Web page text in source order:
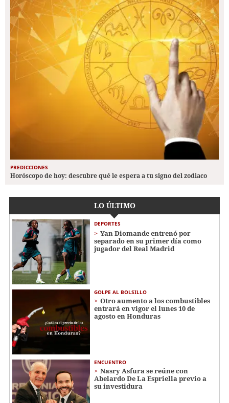
PREDICCIONES
Horóscopo de hoy: descubre qué le espera a tu signo del zodiaco
LO ÚLTIMO
DEPORTES
Yan Diomande entrenó por
separado en su primer día como
jugador del Real Madrid
GOLPE AL BOLSILLO
Otro aumento a los combustibles
entrará en vigor el lunes 10 de
agosto en Honduras
ENCUENTRO
Nasry Asfura se reúne con
Abelardo De La Espriella previo a
su investidura